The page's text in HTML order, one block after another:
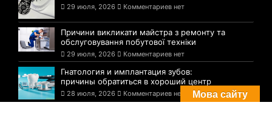
29 июля, 2026 Комментариев нет
Причини викликати майстра з ремонту та
обслуговування побутової техніки
29 июля, 2026 Комментариев нет
Гнатология и имплантация зубов:
причины обратиться в хороший центр
28 июля, 2026 Комментариев нет Мова сайту